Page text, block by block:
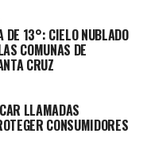
13°: CIELO NUBLADO
COMUNAS DE
CRUZ
LLAMADAS
CONSUMIDORES